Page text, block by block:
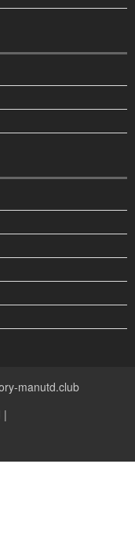
manutd.club
|